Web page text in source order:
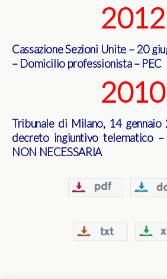
2012
Cassazione Sezioni Unite – 20
– Domicilio professionista – PEC
2010
Tribunale di Milano, 14 gennaio
decreto ingiuntivo telematico
NON NECESSARIA